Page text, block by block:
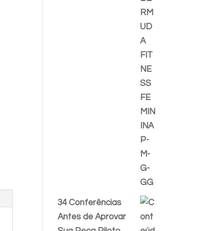
34 Conferências
Antes de Aprovar